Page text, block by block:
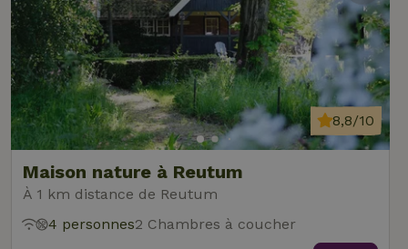
Maison nature à Reutum
À 1 km distance de Reutum
8,8/10
4 personnes2 Chambres à coucher